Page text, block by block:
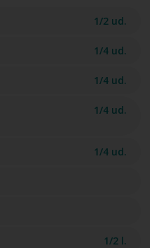
1/2 ud.
1/4 ud.
1/4 ud.
1/4 ud.
1/4 ud.
1/2 l.